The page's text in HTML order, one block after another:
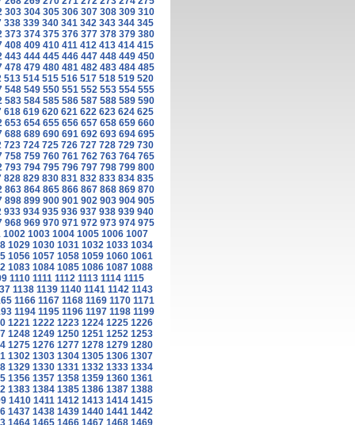
303 304 305 306 307 308 309 310
338 339 340 341 342 343 344 345
373 374 375 376 377 378 379 380
408 409 410 411 412 413 414 415
443 444 445 446 447 448 449 450
478 479 480 481 482 483 484 485
513 514 515 516 517 518 519 520
548 549 550 551 552 553 554 555
583 584 585 586 587 588 589 590
618 619 620 621 622 623 624 625
653 654 655 656 657 658 659 660
688 689 690 691 692 693 694 695
723 724 725 726 727 728 729 730
758 759 760 761 762 763 764 765
793 794 795 796 797 798 799 800
828 829 830 831 832 833 834 835
863 864 865 866 867 868 869 870
898 899 900 901 902 903 904 905
933 934 935 936 937 938 939 940
968 969 970 971 972 973 974 975
1002 1003 1004 1005 1006 1007
1029 1030 1031 1032 1033 1034
1056 1057 1058 1059 1060 1061
1083 1084 1085 1086 1087 1088
1110 1111 1112 1113 1114 1115
1138 1139 1140 1141 1142 1143
1166 1167 1168 1169 1170 1171
1194 1195 1196 1197 1198 1199
1221 1222 1223 1224 1225 1226
1248 1249 1250 1251 1252 1253
1275 1276 1277 1278 1279 1280
1302 1303 1304 1305 1306 1307
1329 1330 1331 1332 1333 1334
1356 1357 1358 1359 1360 1361
1383 1384 1385 1386 1387 1388
1410 1411 1412 1413 1414 1415
1437 1438 1439 1440 1441 1442
1464 1465 1466 1467 1468 1469